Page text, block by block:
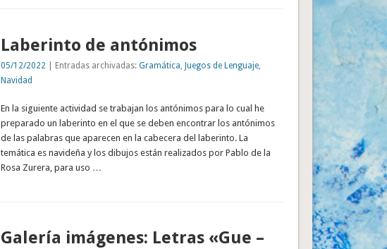
Laberinto de antónimos
05/12/2022 | Entradas archivadas: Gramática Juegos de Lenguaje,
Navidad
En la siguiente actividad se trabajan los antónimos para lo cual he
preparado un laberinto en el que se deben encontrar los antónimos
de las palabras que aparecen en la cabecera del laberinto. La
temática es navideña y los dibujos están realizados por Pablo de la
Rosa Zurera, para uso …
Galería imágenes: Letras «Gue –